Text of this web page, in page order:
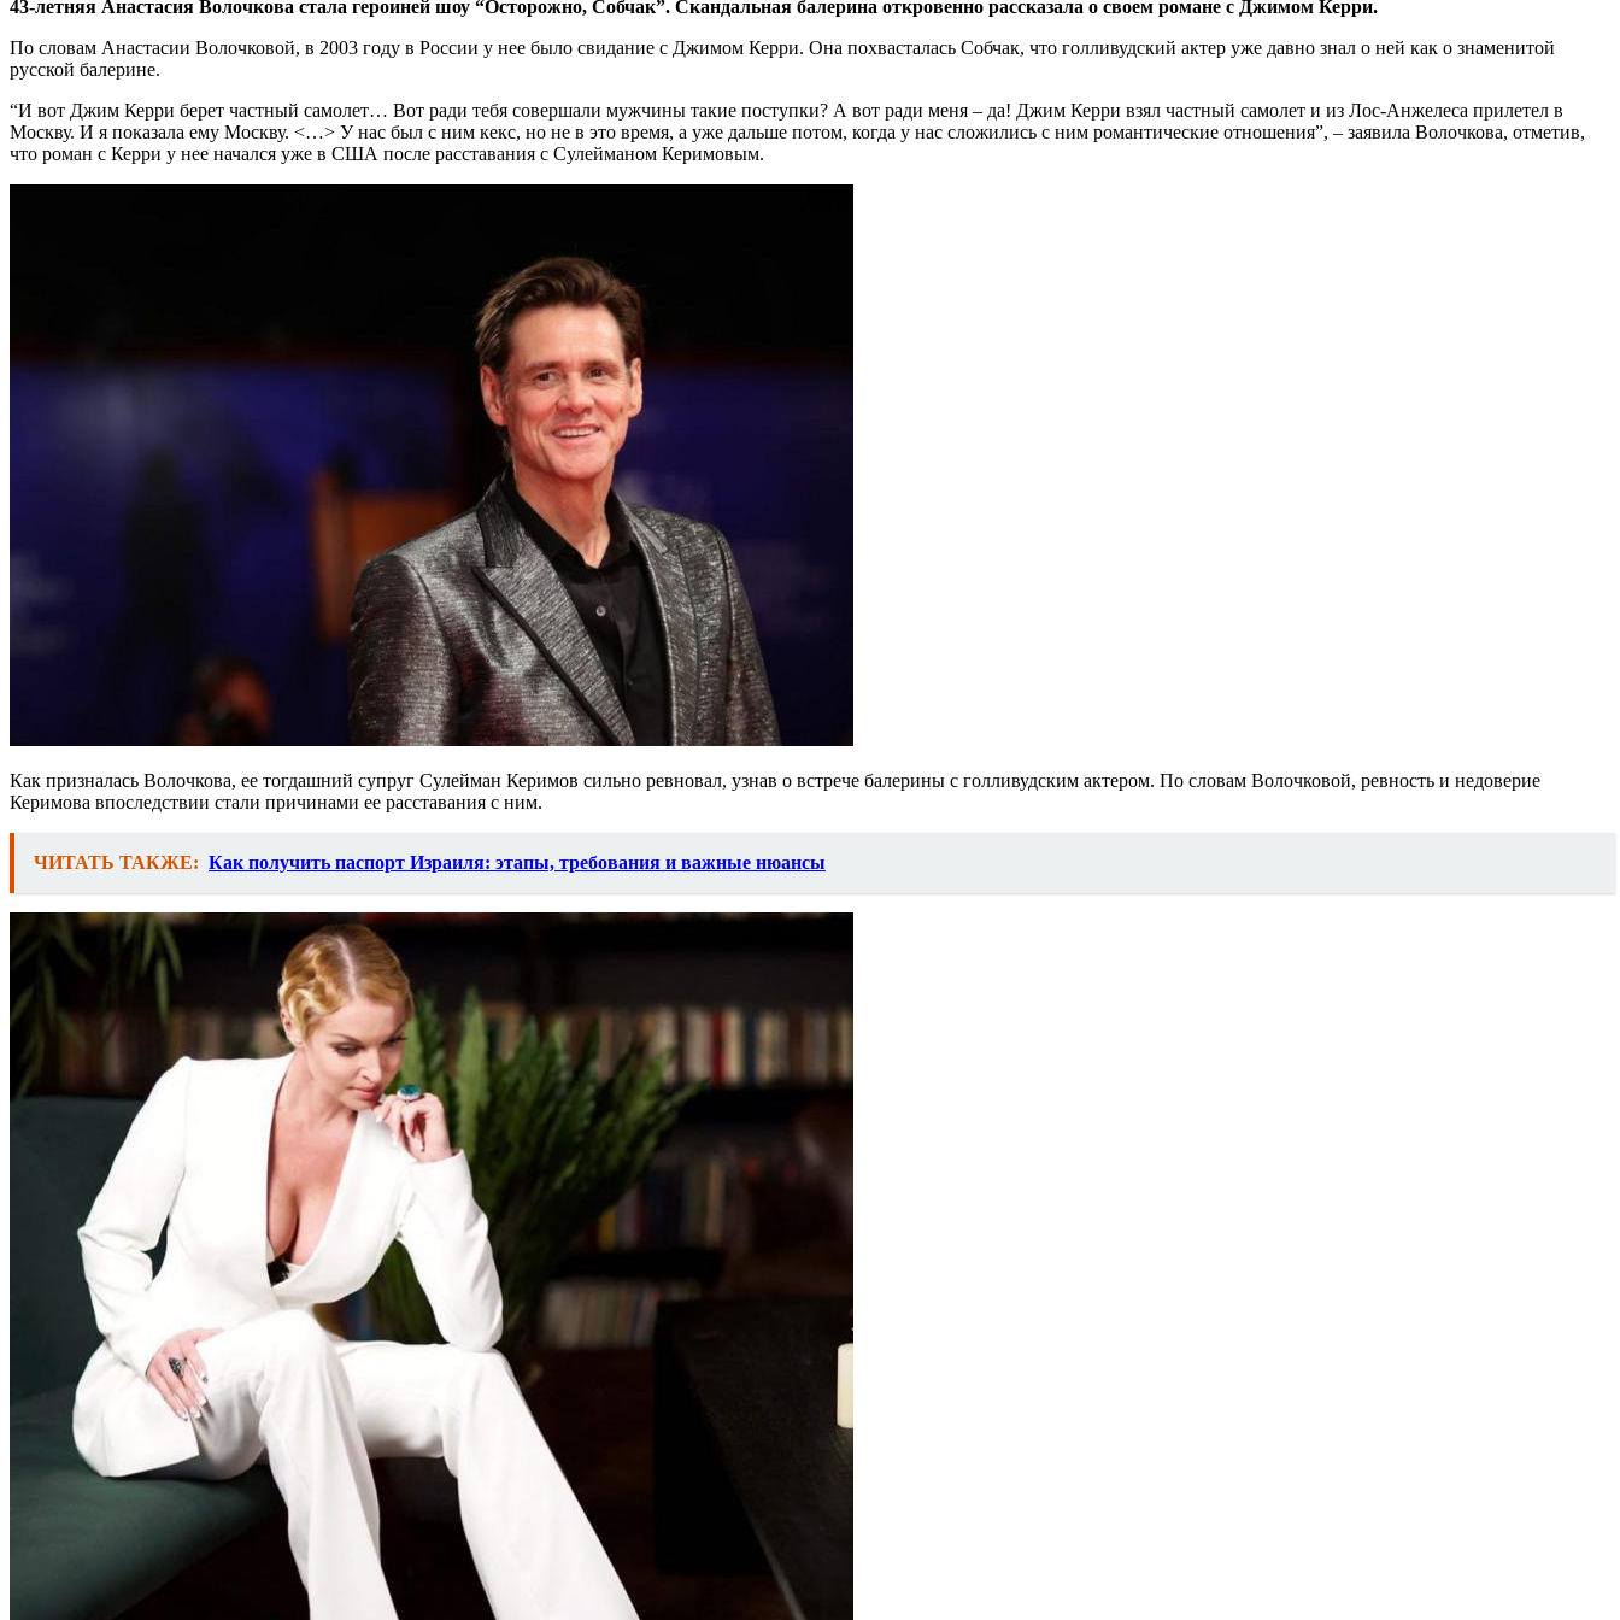
43-летняя Анастасия Волочкова стала героиней шоу “Осторожно, Собчак”. Скандальная балерина откровенно рассказала о своем романе с Джимом Керри.
По словам Анастасии Волочковой, в 2003 году в России у нее было свидание с Джимом Керри. Она похвасталась Собчак, что голливудский актер уже давно знал о ней как о знаменитой
русской балерине.
“И вот Джим Керри берет частный самолет… Вот ради тебя совершали мужчины такие поступки? А вот ради меня – да! Джим Керри взял частный самолет и из Лос-Анжелеса прилетел в
Москву. И я показала ему Москву. <…> У нас был с ним кекс, но не в это время, а уже дальше потом, когда у нас сложились с ним романтические отношения”, – заявила Волочкова, отметив,
что роман с Керри у нее начался уже в США после расставания с Сулейманом Керимовым.
Как призналась Волочкова, ее тогдашний супруг Сулейман Керимов сильно ревновал, узнав о встрече балерины с голливудским актером. По словам Волочковой, ревность и недоверие
Керимова впоследствии стали причинами ее расставания с ним.
ЧИТАТЬ ТАКЖЕ: Как получить паспорт Израиля: этапы, требования и важные нюансы